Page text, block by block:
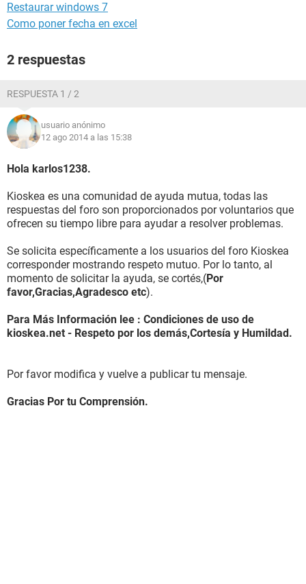
Restaurar windows 7
Como poner fecha en excel
2 respuestas
RESPUESTA 1 / 2
usuario anónimo
12 ago 2014 a las 15:38
Hola karlos1238.
Kioskea es una comunidad de ayuda mutua, todas las
respuestas del foro son proporcionados por voluntarios que
ofrecen su tiempo libre para ayudar a resolver problemas.
Se solicita específicamente a los usuarios del foro Kioskea
corresponder mostrando respeto mutuo. Por lo tanto, al
momento de solicitar la ayuda, se cortés,(Por
favor,Gracias,Agradesco etc).
Para Más Información lee : Condiciones de uso de
kioskea.net - Respeto por los demás,Cortesía y Humildad.
Por favor modifica y vuelve a publicar tu mensaje.
Gracias Por tu Comprensión.